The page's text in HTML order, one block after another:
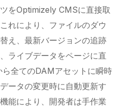
をOptimizely CMSに直接取
れにより、ファイルのダウ
え、最新バージョンの追跡
ライブデータをページに直
全てのDAMアセットに瞬時
ータの変更時に自動更新す
能により、開発者は手作業